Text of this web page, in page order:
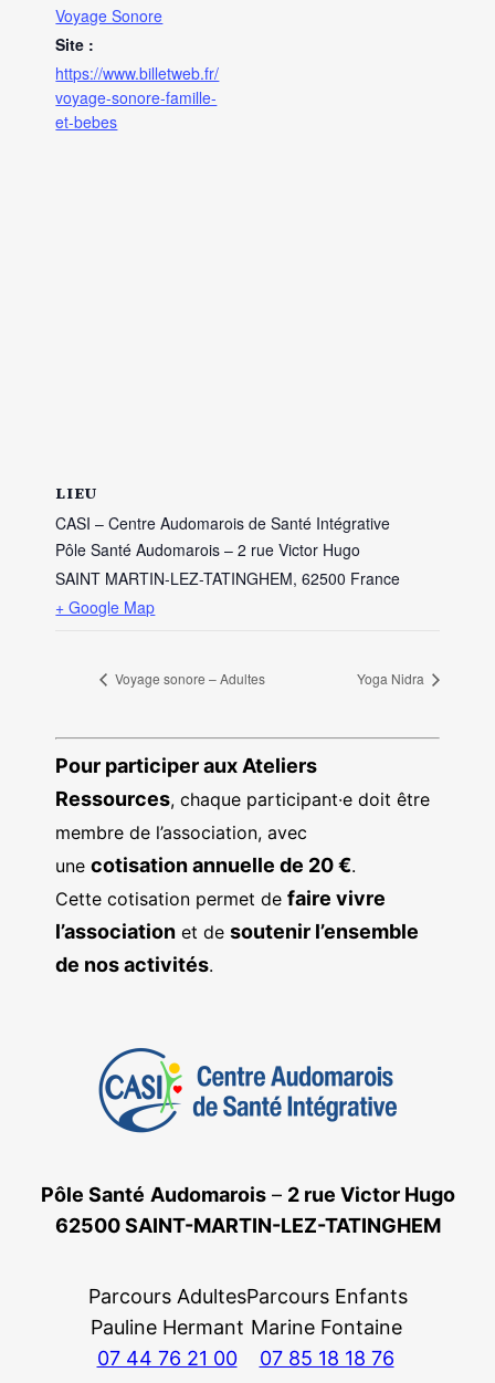
Voyage Sonore
Site :
https://www.billetweb.fr/
voyage-sonore-famille-
et-bebes
LIEU
CASI – Centre Audomarois de Santé Intégrative
Pôle Santé Audomarois – 2 rue Victor Hugo
SAINT MARTIN-LEZ-TATINGHEM, 62500 France
+ Google Map
Voyage sonore – Adultes Yoga Nidra
Pour participer aux Ateliers
Ressources, chaque participant·e doit être
membre de l’association, avec
unecotisation annuelle de 20 €.
Cette cotisation permet defaire vivre
l’association et desoutenir l’ensemble
de nos activités.
Pôle Santé Audomarois– 2 rue Victor Hugo
62500 SAINT-MARTIN-LEZ-TATINGHEM
Parcours Adultes
Pauline Hermant
07 44 76 21 00
Parcours Enfants
Marine Fontaine
07 85 18 18 76